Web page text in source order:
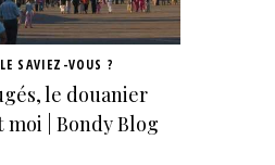
LE SAVIEZ-VOUS ?
le douanier
| Bondy Blog